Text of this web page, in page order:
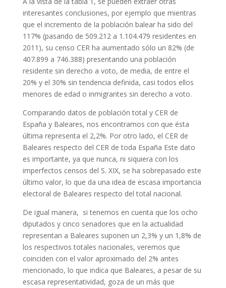
interesantes conclusiones, por ejemplo que mientras
que el incremento de la población balear ha sido del
117% (pasando de 509.212 a 1.104.479 residentes en
2011), su censo CER ha aumentado sólo un 82% (de
407.899 a 746.388) presentando una población
residente sin derecho a voto, de media, de entre el
20% y el 30% sin tendencia definida, casi todos ellos
menores de edad o inmigrantes sin derecho a voto.
Comparando datos de población total y CER de
España y Baleares, nos encontramos con que ésta
última representa el 2,2%. Por otro lado, el CER de
Baleares respecto del CER de toda España Este dato
es importante, ya que nunca, ni siquiera con los
imperfectos censos del S. XIX, se ha sobrepasado este
último valor, lo que da una idea de escasa importancia
electoral de Baleares respecto del total nacional.
De igual manera, si tenemos en cuenta que los ocho
diputados y cinco senadores que en la actualidad
representan a Baleares suponen un 2,3% y un 1,8% de
los respectivos totales nacionales, veremos que
coinciden con el valor aproximado del 2% antes
mencionado, lo que indica que Baleares, a pesar de su
escasa representatividad, goza de un más que